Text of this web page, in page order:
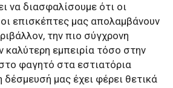
να διασφαλίσουμε ότι οι
επισκέπτες μας απολαμβάνουν
την πιο σύγχρονη
καλύτερη εμπειρία τόσο στην
φαγητό στα εστιατόρια
δέσμευσή μας έχει φέρει θετικά